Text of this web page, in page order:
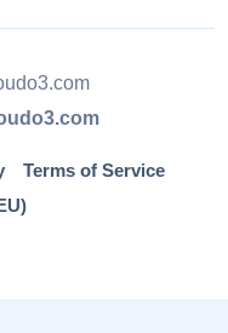
Terms of Service